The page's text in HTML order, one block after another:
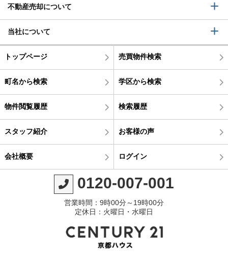
不動産売却について
当社について
トップページ 売買物件検索
町名から検索 学区から検索
物件閲覧履歴 検索履歴
スタッフ紹介 お客様の声
会社概要 ログイン
0120-007-001
営業時間：9時00分～19時00分
定休日：火曜日・水曜日